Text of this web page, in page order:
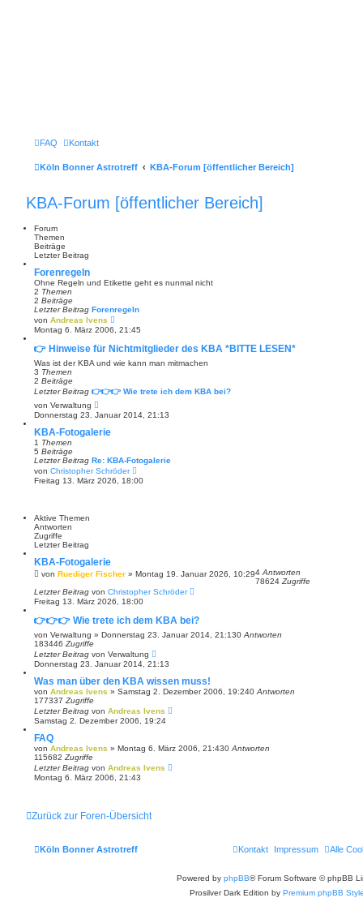
FAQ Kontakt
Köln Bonner Astrotreff KBA-Forum [öffentlicher Bereich]
KBA-Forum [öffentlicher Bereich]
Forum
Themen
Beiträge
Letzter Beitrag
Forenregeln
Ohne Regeln und Etikette geht es nunmal nicht
2 Themen
2 Beiträge
Letzter Beitrag Forenregeln
von Andreas Ivens
u
e
s
t
B
e
t
Montag 6. März 2006, 21:45
👉 Hinweise für Nichtmitglieder des KBA *BITTE LESEN*
Was ist der KBA und wie kann man mitmachen
3 Themen
2 Beiträge
Letzter Beitrag 👉👉👉 Wie trete ich dem KBA bei?
von Verwaltung
e
u
e
s
r
B
e
Donnerstag 23. Januar 2014, 21:13
KBA-Fotogalerie
1 Themen
5 Beiträge
Letzter Beitrag Re: KBA-Fotogalerie
von Christopher Schröder
e
u
r
g
Freitag 13. März 2026, 18:00
Aktive Themen
Antworten
Zugriffe
Letzter Beitrag
KBA-Fotogalerie
von Ruediger Fischer » Montag 19. Januar 2026, 10:294 Antworten
78624 Zugriffe
Letzter Beitrag von Christopher Schröder
Freitag 13. März 2026, 18:00
👉👉👉 Wie trete ich dem KBA bei?
von Verwaltung » Donnerstag 23. Januar 2014, 21:130 Antworten
183446 Zugriffe
Letzter Beitrag von Verwaltung
Donnerstag 23. Januar 2014, 21:13
Was man über den KBA wissen muss!
von Andreas Ivens » Samstag 2. Dezember 2006, 19:240 Antworten
177337 Zugriffe
Letzter Beitrag von Andreas Ivens
Samstag 2. Dezember 2006, 19:24
FAQ
von Andreas Ivens » Montag 6. März 2006, 21:430 Antworten
115682 Zugriffe
Letzter Beitrag von Andreas Ivens
Montag 6. März 2006, 21:43
Zurück zur Foren-Übersicht
Köln Bonner Astrotreff Alle
Impressum
Kontakt
Powered by phpBB® Forum Software © phpBB
Prosilver Dark Edition by Premium phpBB